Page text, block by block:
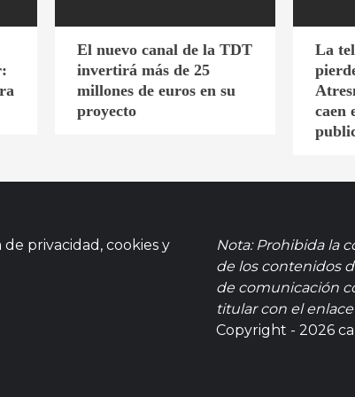
El nuevo canal de la TDT
invertirá más de 25
millones de euros en su
proyecto
La
caen
de privacidad, cookies y
Nota: Prohibida la
de los contenidos
de comunicación
titular con el
Copyright - 2026